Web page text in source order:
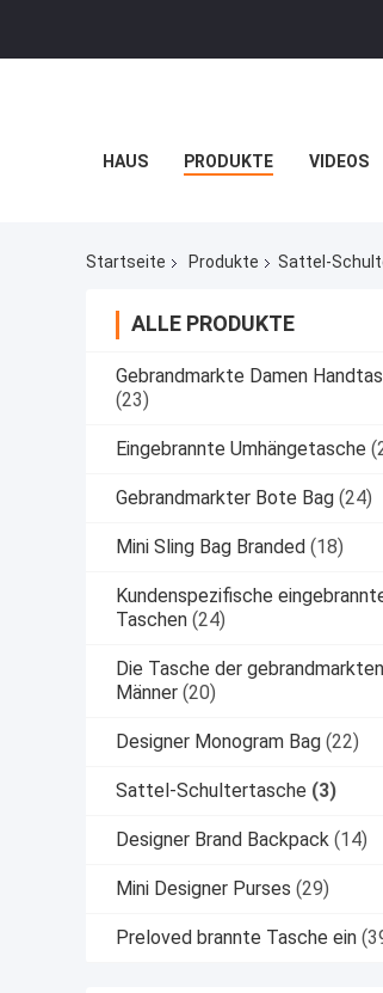
HAUS PRODUKTE VIDEOS
Startseite Produkte Sattel-
ALLE PRODUKTE
Gebrandmarkte Damen
(23)
Eingebrannte Umhängetasche
Gebrandmarkter Bote Bag (24)
Mini Sling Bag Branded (18)
Kundenspezifische
Taschen (24)
Die Tasche der gebrandmarkten
Männer (20)
Designer Monogram Bag (22)
Sattel-Schultertasche (3)
Designer Brand Backpack (14)
Mini Designer Purses (29)
Preloved brannte Tasche ein